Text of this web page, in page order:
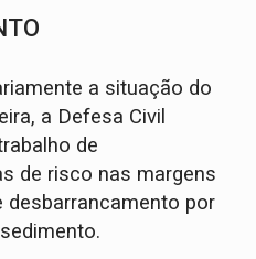
a situação do
a Defesa Civil
de
de risco nas margens
desbarrancamento por